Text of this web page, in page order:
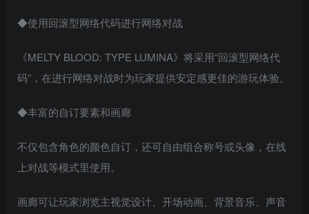
◆使用回滚型网络代码进行网络对战
《MELTY BLOOD: TYPE LUMINA》将采用“回滚型网络代
码”，在进行网络对战时为玩家提供安定感更佳的游玩体验。
◆丰富的自订要素和画廊
不仅包含角色的颜色自订，还可自由组合称号或头像，在线
上对战等模式里使用。
画廊可让玩家浏览主视觉设计、开场动画、背景音乐、声音